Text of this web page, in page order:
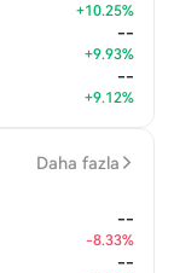
+10.25%
--
+9.93%
--
+9.12%
Daha fazla
--
-8.33%
--